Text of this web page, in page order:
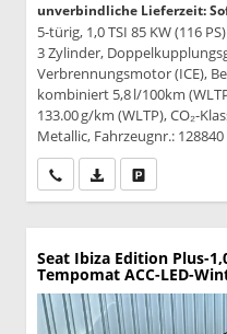
unverbindliche Lieferzeit:
5-türig, 1,0 TSI 85 KW (116
3 Zylinder,
Verbrennungsmotor (ICE),
kombiniert 5,8 l/100km
133.00 g/km (WLTP), CO₂-
Metallic, Fahrzeugnr.: 128840
Wir rufen Sie an
PDF-Datei,
Seat Ibiza Edition Plus-
Tempomat ACC-LED-